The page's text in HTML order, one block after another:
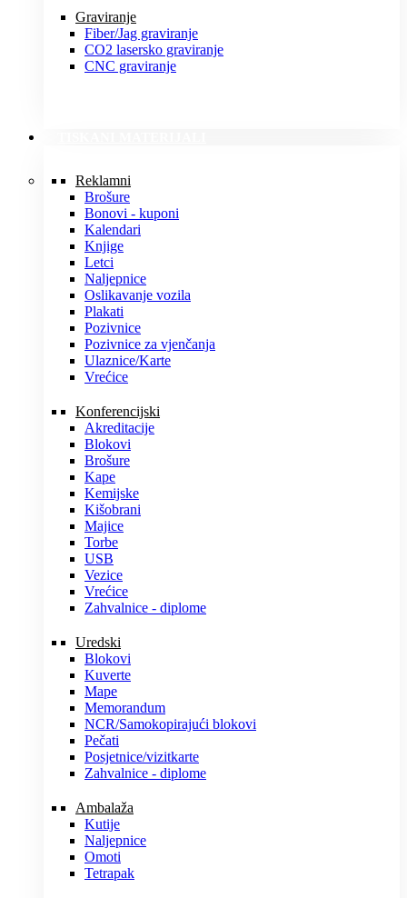
Graviranje
Fiber/Jag graviranje
CO2 lasersko graviranje
CNC graviranje
Reklamni
Brošure
Bonovi - kuponi
Kalendari
Knjige
Letci
Naljepnice
Oslikavanje vozila
Plakati
Pozivnice
Pozivnice za vjenčanja
Ulaznice/Karte
Vrećice
Konferencijski
Akreditacije
Blokovi
Brošure
Kape
Kemijske
Kišobrani
Majice
Torbe
USB
Vezice
Vrećice
Zahvalnice - diplome
Uredski
Blokovi
Kuverte
Mape
Memorandum
NCR/Samokopirajući blokovi
Pečati
Posjetnice/vizitkarte
Zahvalnice - diplome
Ambalaža
Kutije
Naljepnice
Omoti
Tetrapak